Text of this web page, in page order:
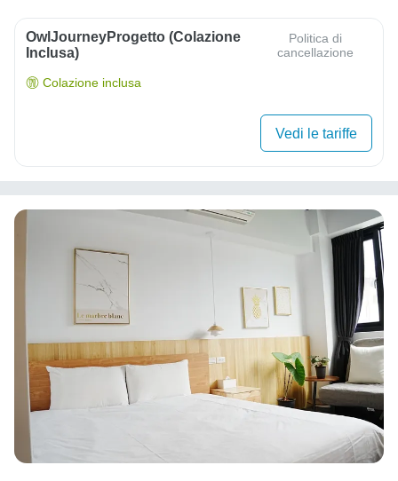
OwlJourneyProgetto (colazione
Inclusa)
Politica di
cancellazione
Colazione inclusa
Vedi le tariffe